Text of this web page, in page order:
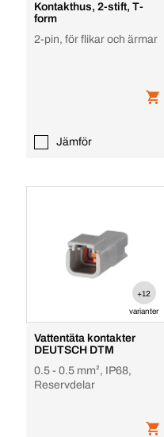
Kontakthus, 2-stift, T-
form
2-pin, för flikar och ärmar
Jämför
+12
varianter
Vattentäta kontakter
DEUTSCH DTM
0.5 - 0.5 mm², IP68,
Reservdelar